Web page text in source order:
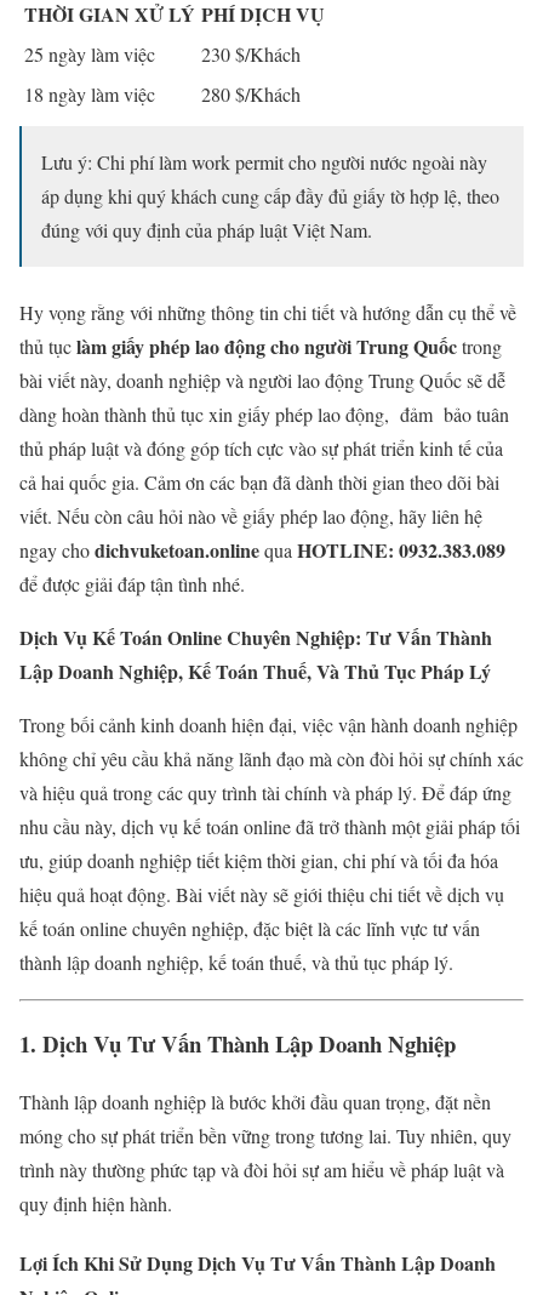
THỜI GIAN XỬ LÝ PHÍ DỊCH VỤ
25 ngày làm việc
230 $/Khách
18 ngày làm việc
280 $/Khách
Lưu ý: Chi phí làm work permit cho người nước ngoài này
áp dụng khi quý khách cung cấp đầy đủ giấy tờ hợp lệ, theo
đúng với quy định của pháp luật Việt Nam.
Hy vọng rằng với những thông tin chi tiết và hướng dẫn cụ thể về
thủ tụclàm giấy phép lao động cho người Trung Quốctrong
bài viết này, doanh nghiệp và người lao động Trung Quốc sẽ dễ
dàng hoàn thành thủ tục xin giấy phép lao động, đảm bảo tuân
thủ pháp luật và đóng góp tích cực vào sự phát triển kinh tế của
cả hai quốc gia. Cảm ơn các bạn đã dành thời gian theo dõi bài
viết. Nếu còn câu hỏi nào về giấy phép lao động, hãy liên hệ
ngay chodichvuketoan.onlinequa HOTLINE: 0932.383.089
để được giải đáp tận tình nhé.
Dịch Vụ Kế Toán Online Chuyên Nghiệp: Tư Vấn Thành
Lập Doanh Nghiệp, Kế Toán Thuế, Và Thủ Tục Pháp Lý
Trong bối cảnh kinh doanh hiện đại, việc vận hành doanh nghiệp
không chỉ yêu cầu khả năng lãnh đạo mà còn đòi hỏi sự chính xác
và hiệu quả trong các quy trình tài chính và pháp lý. Để đáp ứng
nhu cầu này, dịch vụ kế toán online đã trở thành một giải pháp tối
ưu, giúp doanh nghiệp tiết kiệm thời gian, chi phí và tối đa hóa
hiệu quả hoạt động. Bài viết này sẽ giới thiệu chi tiết về dịch vụ
kế toán online chuyên nghiệp, đặc biệt là các lĩnh vực tư vấn
thành lập doanh nghiệp, kế toán thuế, và thủ tục pháp lý.
1. Dịch Vụ Tư Vấn Thành Lập Doanh Nghiệp
Thành lập doanh nghiệp là bước khởi đầu quan trọng, đặt nền
móng cho sự phát triển bền vững trong tương lai. Tuy nhiên, quy
trình này thường phức tạp và đòi hỏi sự am hiểu về pháp luật và
quy định hiện hành.
Lợi Ích Khi Sử Dụng Dịch Vụ Tư Vấn Thành Lập Doanh